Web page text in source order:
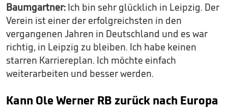
Baumgartner: Ich bin sehr glücklich in Leipzig. Der
Verein ist einer der erfolgreichsten in den
vergangenen Jahren in Deutschland und es war
richtig, in Leipzig zu bleiben. Ich habe keinen
starren Karriereplan. Ich möchte einfach
weiterarbeiten und besser werden.
Kann Ole Werner RB zurück nach Europa